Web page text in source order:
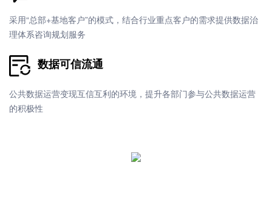
采用“总部+基地客户”的模式，结合行业重点客户的需求提供数据治
理体系咨询规划服务
数据可信流通
公共数据运营变现互信互利的环境，提升各部门参与公共数据运营
的积极性